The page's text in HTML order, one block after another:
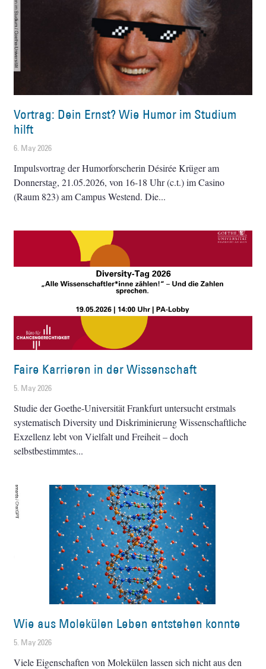
Vortrag: Dein Ernst? Wie Humor im Studium
hilft
6. May 2026
Impulsvortrag der Humorforscherin Désirée Krüger am
Donnerstag, 21.05.2026, von 16-18 Uhr (c.t.) im Casino
(Raum 823) am Campus Westend. Die
Faire Karrieren in der Wissenschaft
5. May 2026
Studie der Goethe-Universität Frankfurt untersucht erstmals
systematisch Diversity und Diskriminierung Wissenschaftliche
Exzellenz lebt von Vielfalt und Freiheit – doch
selbstbestimmtes
Wie aus Molekülen Leben entstehen konnte
5. May 2026
Viele Eigenschaften von Molekülen lassen sich nicht aus den